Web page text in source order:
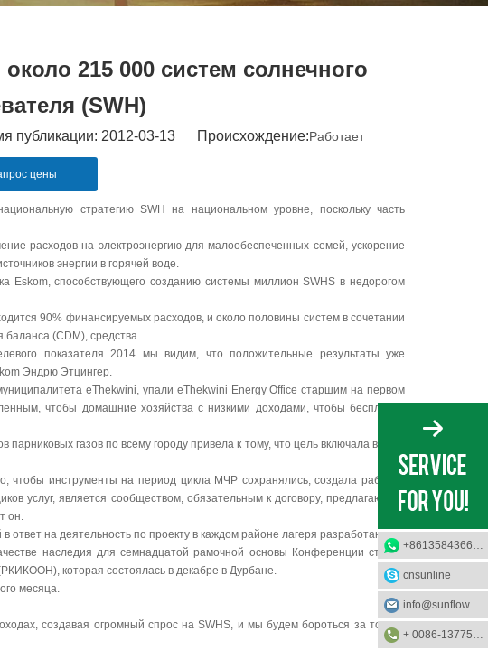
215 000 систем солнечного
(SWH)
публикации: 2012-03-13 Происхождение:Работает
цены
стратегию SWH на национальном уровне, поскольку часть
расходов на электроэнергию для малообеспеченных семей, ускорение
энергии в горячей воде.
Eskom, способствующего созданию системы миллион SWHS в недорогом
90% финансируемых расходов, и около половины систем в сочетании
баланса (CDM), средства.
показателя 2014 мы видим, что положительные результаты уже
Эндрю Этцингер.
eThekwini, упали eThekwini Energy Office старшим на первом
чтобы домашние хозяйства с низкими доходами, чтобы бесплатно
газов по всему городу привела к тому, что цель включала в себя
чтобы инструменты на период цикла МЧР сохранялись, создала рабочие
услуг, является сообществом, обязательным к договору, предлагающим
он.
на деятельность по проекту в каждом районе лагеря разработаны.
наследия для семнадцатой рамочной основы Конференции сторон
которая состоялась в декабре в Дурбане.
месяца.
создавая огромный спрос на SWHS, и мы будем бороться за то, что
cnsunline